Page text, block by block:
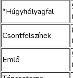
*Húgyhólyagfal
Csontfelszínek
Emlő